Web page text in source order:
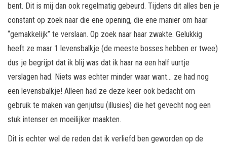
bent. Dit is mij dan ook regelmatig gebeurd. Tijdens dit alles ben je
constant op zoek naar die ene opening, die ene manier om haar
“gemakkelijk” te verslaan. Op zoek naar haar zwakte. Gelukkig
heeft ze maar 1 levensbalkje (de meeste bosses hebben er twee)
dus je begrijpt dat ik blij was dat ik haar na een half uurtje
verslagen had. Niets was echter minder waar want… ze had nog
een levensbalkje! Alleen had ze deze keer ook bedacht om
gebruik te maken van genjutsu (illusies) die het gevecht nog een
stuk intenser en moeilijker maakten.
Dit is echter wel de reden dat ik verliefd ben geworden op de